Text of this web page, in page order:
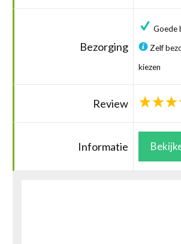
Bezorging
Goede
Zelf
kiezen
Review
Informatie